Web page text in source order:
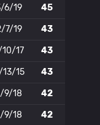
6/19 45
7/19 43
10/17 43
13/15 43
9/18 42
9/18 42